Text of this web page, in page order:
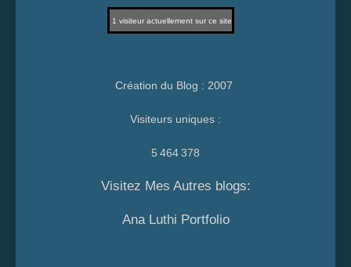
1 visiteur actuellement sur ce site
Création du Blog : 2007
Visiteurs uniques :
5 464 378
Visitez Mes Autres blogs:
Ana Luthi Portfolio